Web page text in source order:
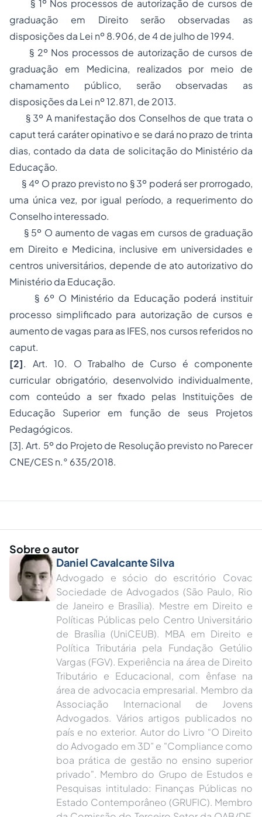
§ 1º Nos processos de autorização de cursos de
graduação em Direito serão observadas as
disposições da Lei nº 8.906, de 4 de julho de 1994.
§ 2º Nos processos de autorização de cursos de
graduação em Medicina, realizados por meio de
chamamento público, serão observadas as
disposições da Lei nº 12.871, de 2013.
§ 3º A manifestação dos Conselhos de que trata o
caput terá caráter opinativo e se dará no prazo de trinta
dias, contado da data de solicitação do Ministério da
Educação.
§ 4º O prazo previsto no § 3º poderá ser prorrogado,
uma única vez, por igual período, a requerimento do
Conselho interessado.
§ 5º O aumento de vagas em cursos de graduação
em Direito e Medicina, inclusive em universidades e
centros universitários, depende de ato autorizativo do
Ministério da Educação.
§ 6º O Ministério da Educação poderá instituir
processo simplificado para autorização de cursos e
aumento de vagas para as IFES, nos cursos referidos no
caput.
[2]. Art. 10. O Trabalho de Curso é componente
curricular obrigatório, desenvolvido individualmente,
com conteúdo a ser fixado pelas Instituições de
Educação Superior em função de seus Projetos
Pedagógicos.
[3]. Art. 5º do Projeto de Resolução previsto no Parecer
CNE/CES n.° 635/2018.
Sobre o autor
Daniel Cavalcante Silva
Advogado e sócio do escritório Covac
Sociedade de Advogados (São Paulo, Rio
de Janeiro e Brasília). Mestre em Direito e
Políticas Públicas pelo Centro Universitário
de Brasília (UniCEUB). MBA em Direito e
Política Tributária pela Fundação Getúlio
Vargas (FGV). Experiência na área de Direito
Tributário e Educacional, com ênfase na
área de advocacia empresarial. Membro da
Associação Internacional de Jovens
Advogados. Vários artigos publicados no
país e no exterior. Autor do Livro “O Direito
do Advogado em 3D” e "Compliance como
boa prática de gestão no ensino superior
privado". Membro do Grupo de Estudos e
Pesquisas intitulado: Finanças Públicas no
Estado Contemporâneo (GRUFIC). Membro